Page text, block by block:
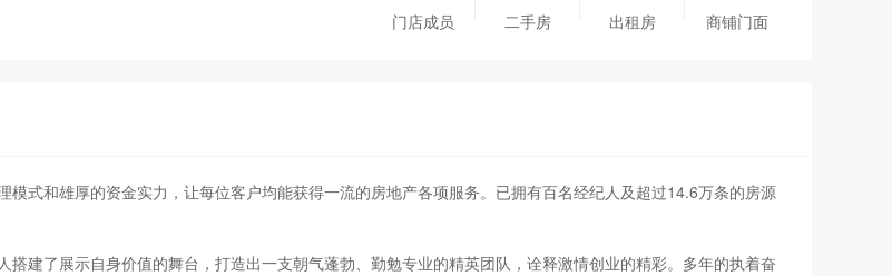
门店成员 二手房 出租房 商铺门面
式和雄厚的资金实力，让每位客户均能获得一流的房地产各项服务。已拥有百名经纪人及超过14.6万条的房源
建了展示自身价值的舞台，打造出一支朝气蓬勃、勤勉专业的精英团队，诠释激情创业的精彩。多年的执着奋